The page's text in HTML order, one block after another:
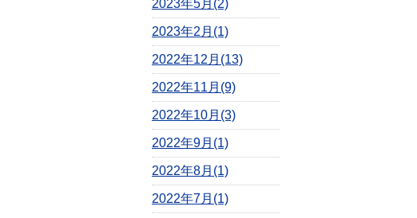
2023年5月(2)
2023年2月(1)
2022年12月(13)
2022年11月(9)
2022年10月(3)
2022年9月(1)
2022年8月(1)
2022年7月(1)